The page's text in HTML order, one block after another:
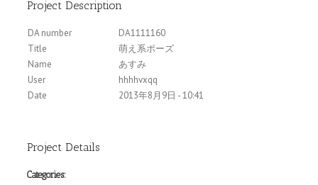
Project Description
DA number
DA1111160
Title
萌え系ポーズ
Name
あすみ
User
hhhhvxqq
Date
2013年8月9日 - 10:41
Project Details
Categories: